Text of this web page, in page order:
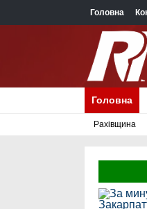
Головна
Головна
Рахівщина